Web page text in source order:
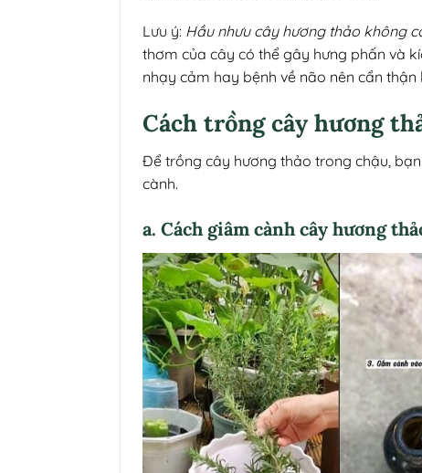
Lưu ý: Hầu nhưu cây hương thảo không
thơm của cây có thể gây hưng phấn và
nhạy cảm hay bệnh về não nên cẩn thận
Cách trồng cây hương
Để trồng cây hương thảo trong chậu,
cành.
a. Cách giâm cành cây hương